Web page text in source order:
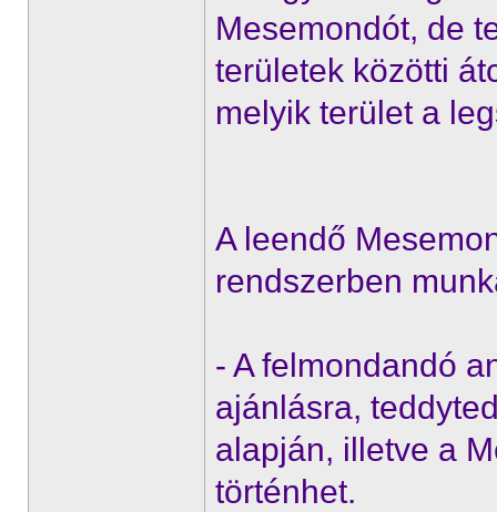
Mesemondót, de
területek közötti
melyik terület a
A leendő
rendszerben
- A felmondandó
ajánlásra,
alapján, illetve a
történhet.